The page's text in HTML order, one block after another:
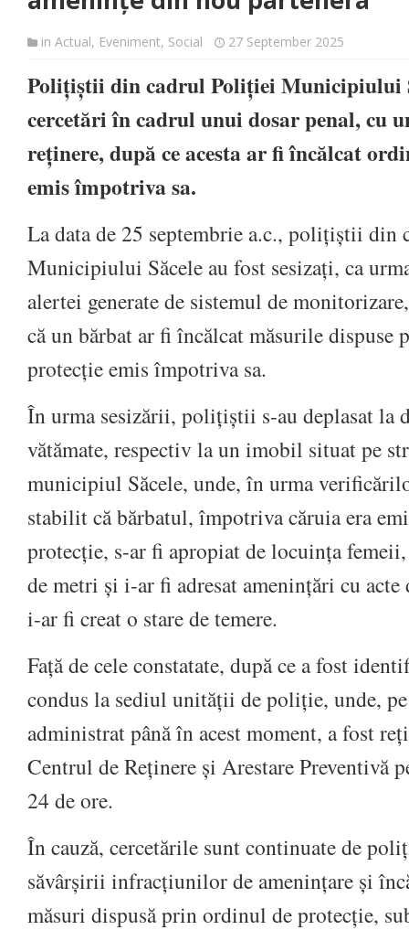
in Actual, Eveniment, Social 27 September 2025
Polițiștii din cadrul Poliției Municipiului
cercetări în cadrul unui dosar penal, cu
reținere, după ce acesta ar fi încălcat
emis împotriva sa.
La data de 25 septembrie a.c., polițiștii din
Municipiului Săcele au fost sesizați, ca
alertei generate de sistemul de
că un bărbat ar fi încălcat măsurile dispuse
protecție emis împotriva sa.
În urma sesizării, polițiștii s-au deplasat la
vătămate, respectiv la un imobil situat pe
municipiul Săcele, unde, în urma
stabilit că bărbatul, împotriva căruia era
protecție, s-ar fi apropiat de locuința
de metri și i-ar fi adresat amenințări cu acte
i-ar fi creat o stare de temere.
Față de cele constatate, după ce a fost
condus la sediul unității de poliție, unde,
administrat până în acest moment, a fost
Centrul de Reținere și Arestare Preventivă
24 de ore.
În cauză, cercetările sunt continuate de
săvârșirii infracțiunilor de amenințare și
măsuri dispusă prin ordinul de protecție,